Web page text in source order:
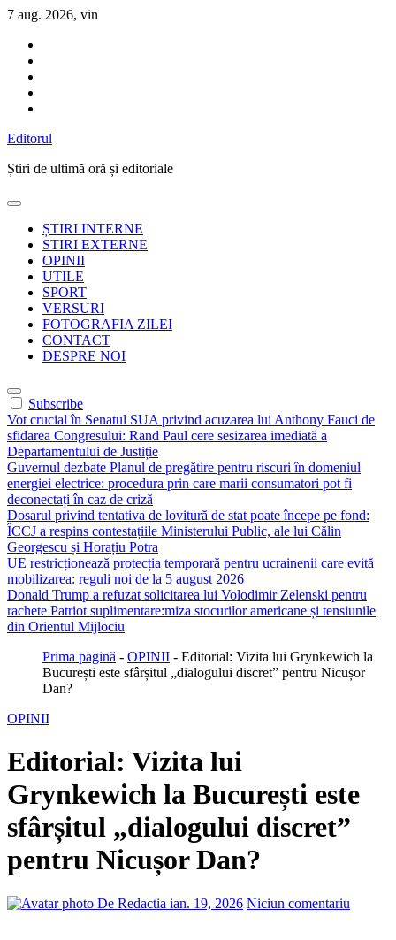
Sari
conținut
7 aug. 2026, vin
Editorul
Știri de ultimă oră și editoriale
ȘTIRI INTERNE
STIRI EXTERNE
OPINII
UTILE
SPORT
VERSURI
FOTOGRAFIA ZILEI
CONTACT
DESPRE NOI
Subscribe
Vot crucial în Senatul SUA privind acuzarea lui Anthony Fauci de
sfidarea Congresului: Rand Paul cere sesizarea imediată a
Departamentului de Justiție
Guvernul dezbate Planul de pregătire pentru riscuri în domeniul
energiei electrice: procedura prin care marii consumatori pot fi
deconectați în caz de criză
Dosarul privind tentativa de lovitură de stat poate începe pe fond:
ÎCCJ a respins contestațiile Ministerului Public, ale lui Călin
Georgescu și Horațiu Potra
UE restricționează protecția temporară pentru ucrainenii care evită
mobilizarea: reguli noi de la 5 august 2026
Donald Trump a refuzat solicitarea lui Volodimir Zelenski pentru
rachete Patriot suplimentare:miza stocurilor americane și tensiunile
din Orientul Mijlociu
Prima pagină - OPINII - Editorial: Vizita lui Grynkewich la
București este sfârșitul „dialogului discret” pentru Nicușor
Dan?
OPINII
Editorial: Vizita lui
Grynkewich la București este
sfârșitul „dialogului discret”
pentru Nicușor Dan?
De Redactia ian. 19, 2026 Niciun comentariu